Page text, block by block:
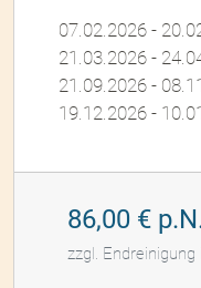
07.02.2026 -
21.03.2026 -
21.09.2026 -
19.12.2026 -
86,00 €
zzgl. Endreinigung